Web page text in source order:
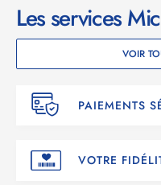
Les services
VOIR
PAIEMENTS
VOTRE